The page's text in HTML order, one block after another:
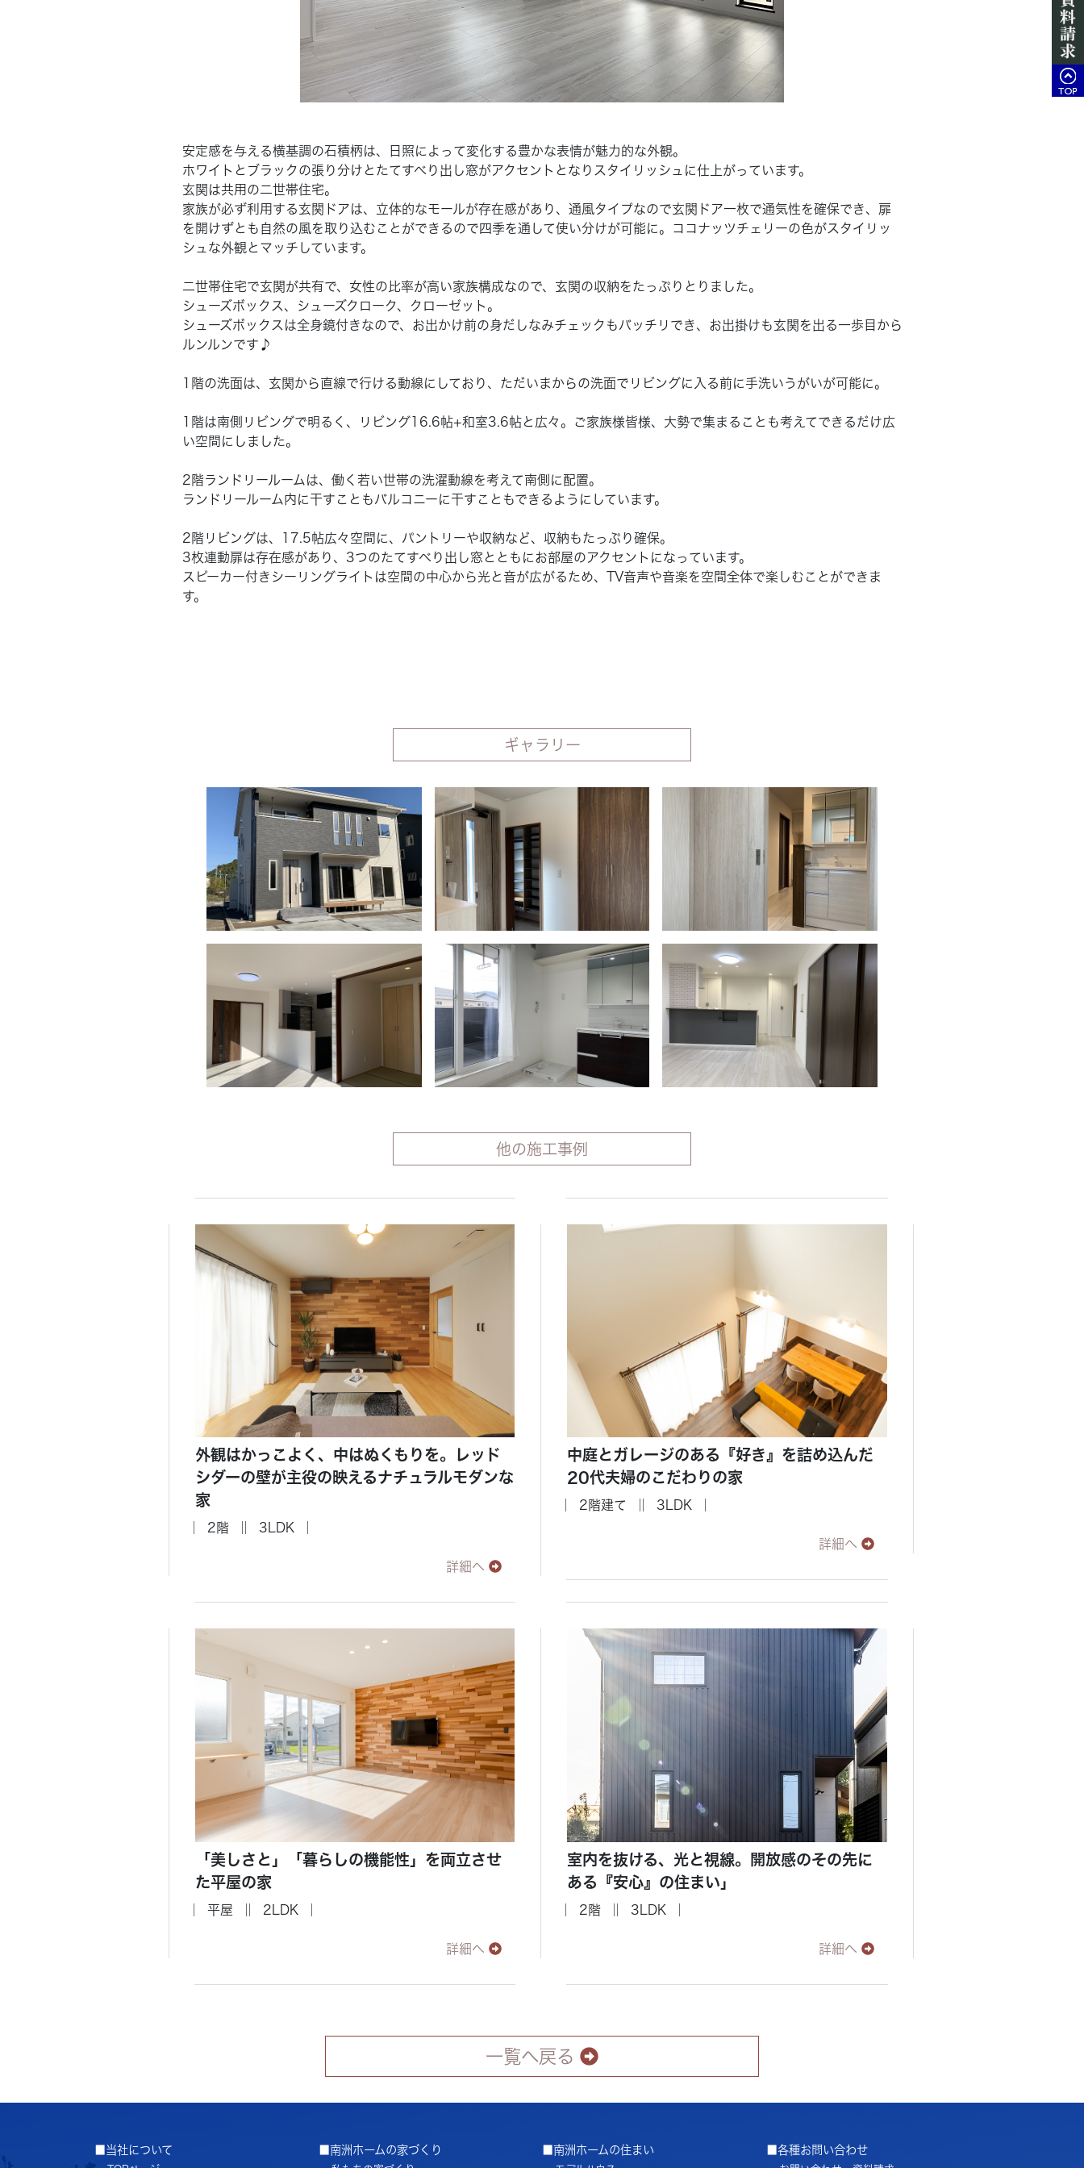
安定感を与える横基調の石積柄は、日照によって変化する豊かな表情が魅力的な外観。
ホワイトとブラックの張り分けとたてすべり出し窓がアクセントとなりスタイリッシュに仕上がっています。
玄関は共用の二世帯住宅。
家族が必ず利用する玄関ドアは、立体的なモールが存在感があり、通風タイプなので玄関ドア一枚で通気性を確保でき、扉
を開けずとも自然の風を取り込むことができるので四季を通して使い分けが可能に。ココナッツチェリーの色がスタイリッ
シュな外観とマッチしています。
二世帯住宅で玄関が共有で、女性の比率が高い家族構成なので、玄関の収納をたっぷりとりました。
シューズボックス、シューズクローク、クローゼット。
シューズボックスは全身鏡付きなので、お出かけ前の身だしなみチェックもバッチリでき、お出掛けも玄関を出る一歩目から
ルンルンです♪
1階の洗面は、玄関から直線で行ける動線にしており、ただいまからの洗面でリビングに入る前に手洗いうがいが可能に。
1階は南側リビングで明るく、リビング16.6帖+和室3.6帖と広々。ご家族様皆様、大勢で集まることも考えてできるだけ広
い空間にしました。
2階ランドリールームは、働く若い世帯の洗濯動線を考えて南側に配置。
ランドリールーム内に干すこともバルコニーに干すこともできるようにしています。
2階リビングは、17.5帖広々空間に、パントリーや収納など、収納もたっぷり確保。
3枚連動扉は存在感があり、3つのたてすべり出し窓とともにお部屋のアクセントになっています。
スピーカー付きシーリングライトは空間の中心から光と音が広がるため、TV音声や音楽を空間全体で楽しむことができま
す。
ギャラリー
他の施工事例
外観はかっこよく、中はぬくもりを。レッド
シダーの壁が主役の映えるナチュラルモダンな
家
2階 3LDK
詳細へ
中庭とガレージのある『好き』を詰め込んだ
20代夫婦のこだわりの家
2階建て 3LDK
詳細へ
「美しさと」「暮らしの機能性」を両立させ
た平屋の家
平屋 2LDK
詳細へ
室内を抜ける、光と視線。開放感のその先に
ある『安心』の住まい」
2階 3LDK
詳細へ
一覧へ戻る
■当社について ■南洲ホームの家づくり ■南洲ホームの住まい ■各種お問い合わせ